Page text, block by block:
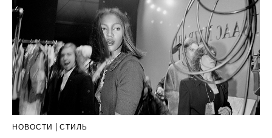
НОВОСТИ СТИЛЬ